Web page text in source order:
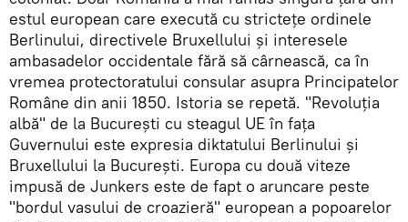
estul european care execută cu strictețe ordinele
Berlinului, directivele Bruxellului și interesele
ambasadelor occidentale fără să cârnească, ca în
vremea protectoratului consular asupra Principatelor
Române din anii 1850. Istoria se repetă. "Revoluția
albă" de la București cu steagul UE în fața
Guvernului este expresia diktatului Berlinului și
Bruxellului la București. Europa cu două viteze
impusă de Junkers este de fapt o aruncare peste
"bordul vasului de croazieră" european a popoarelor